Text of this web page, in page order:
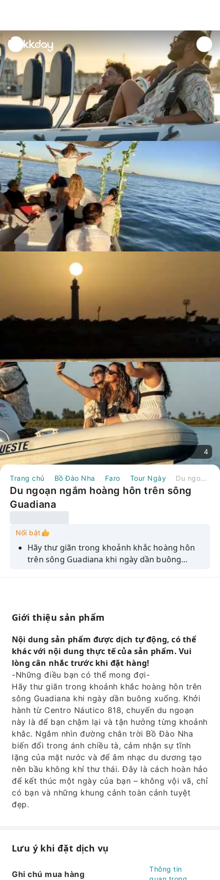
unread
notifications
4
Trang chủ Bồ Đào Nha Faro Tour Ngày Du ngoạn ngắm hoàng hôn trên sông Guadiana
Du ngoạn ngắm hoàng hôn trên sông
Guadiana
Nổi bật
Hãy thư giãn trong khoảnh khắc hoàng hôn
trên sông Guadiana khi ngày dần buông
ánh chiều tà, cảm nhận sự tĩnh lặng của mặt
không khí thư thái. Đây là cách hoàn hảo để
kết thúc một ngày của bạn – không vội vã, chỉ
có bạn và những khung cảnh toàn cảnh tuyệt
đẹp.
Giới thiệu sản phẩm
Nội dung sản phẩm được dịch tự động, có thể
khác với nội dung thực tế của sản phẩm. Vui
lòng cân nhắc trước khi đặt hàng!
-Những điều bạn có thể mong đợi-
Hãy thư giãn trong khoảnh khắc hoàng hôn trên
sông Guadiana khi ngày dần buông xuống. Khởi
hành từ Centro Náutico 818, chuyến du ngoạn
này là để bạn chậm lại và tận hưởng từng khoảnh
khắc. Ngắm nhìn đường chân trời Bồ Đào Nha
biến đổi trong ánh chiều tà, cảm nhận sự tĩnh
lặng của mặt nước và để âm nhạc du dương tạo
nên bầu không khí thư thái. Đây là cách hoàn hảo
để kết thúc một ngày của bạn – không vội vã, chỉ
có bạn và những khung cảnh toàn cảnh tuyệt
đẹp.
Lưu ý khi đặt dịch vụ
Ghi chú mua hàng
Thông tin